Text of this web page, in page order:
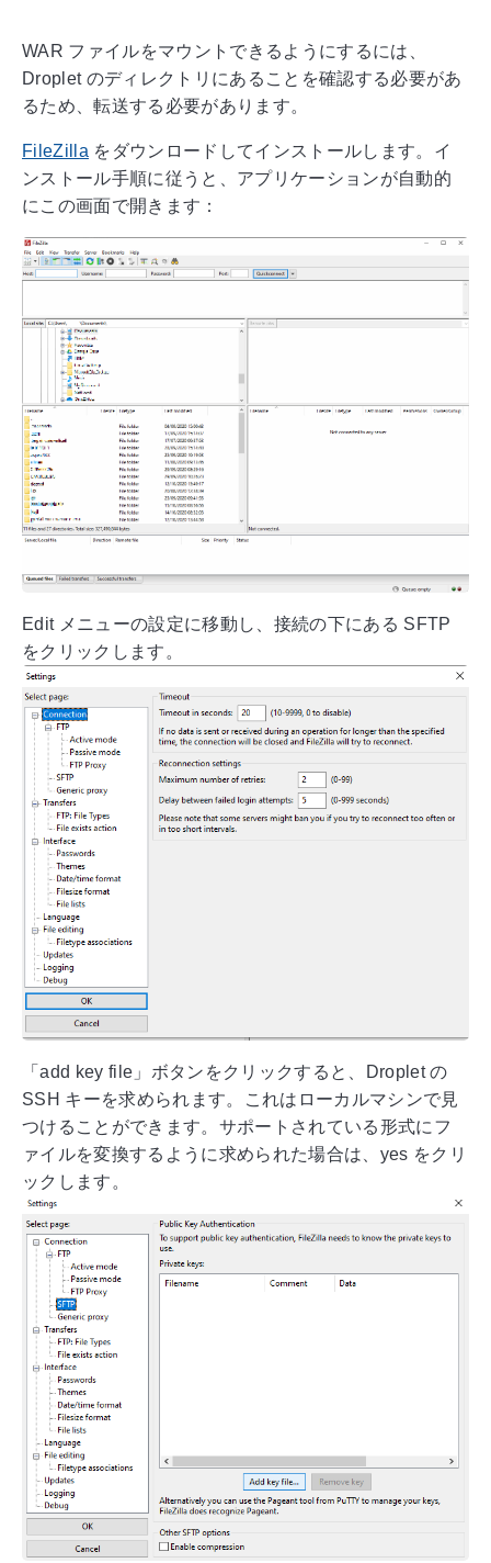
WAR ファイルをマウントできるようにするには、
Droplet のディレクトリにあることを確認する必要があ
るため、転送する必要があります。
FileZilla をダウンロードしてインストールします。イ
ンストール手順に従うと、アプリケーションが自動的
にこの画面で開きます：
Edit メニューの設定に移動し、接続の下にある SFTP
をクリックします。
「add key file」ボタンをクリックすると、Droplet の
SSH キーを求められます。これはローカルマシンで見
つけることができます。サポートされている形式にフ
ァイルを変換するように求められた場合は、yes をクリ
ックします。